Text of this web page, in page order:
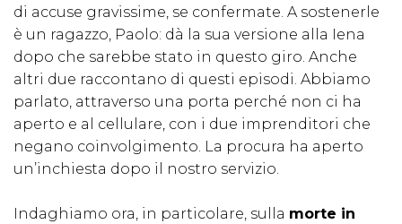
di accuse gravissime, se confermate. A sostenerle
è un ragazzo, Paolo: dà la sua versione alla Iena
dopo che sarebbe stato in questo giro. Anche
altri due raccontano di questi episodi. Abbiamo
parlato, attraverso una porta perché non ci ha
aperto e al cellulare, con i due imprenditori che
negano coinvolgimento. La procura ha aperto
un’inchiesta dopo il nostro servizio.
Indaghiamo ora, in particolare, sulla morte in